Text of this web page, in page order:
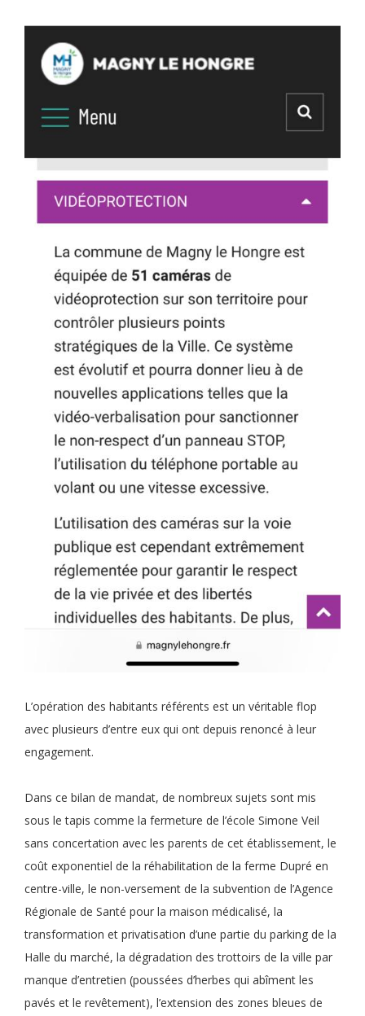
L’opération des habitants référents est un véritable flop
avec plusieurs d’entre eux qui ont depuis renoncé à leur
engagement.
Dans ce bilan de mandat, de nombreux sujets sont mis
sous le tapis comme la fermeture de l’école Simone Veil
sans concertation avec les parents de cet établissement, le
coût exponentiel de la réhabilitation de la ferme Dupré en
centre-ville, le non-versement de la subvention de l’Agence
Régionale de Santé pour la maison médicalisé, la
transformation et privatisation d’une partie du parking de la
Halle du marché, la dégradation des trottoirs de la ville par
manque d’entretien (poussées d’herbes qui abîment les
pavés et le revêtement), l’extension des zones bleues de